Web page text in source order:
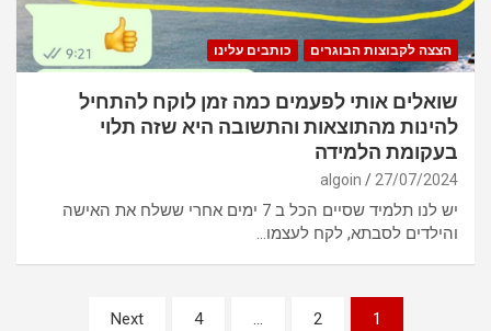
הצצה לקבוצות הבוגרים כותבים עלינו
שואלים אותי לפעמים כמה זמן לוקח להתחיל
להינות מהתוצאות והתשובה היא שזה תלוי
בעקומת הלמידה
27/07/2024
algoin
יש לנו תלמיד שסיים הכל ב 7 ימים אחרי ששלח את האישה
והילדים לסבתא, לקח לעצמו…
1
2
…
4
Next